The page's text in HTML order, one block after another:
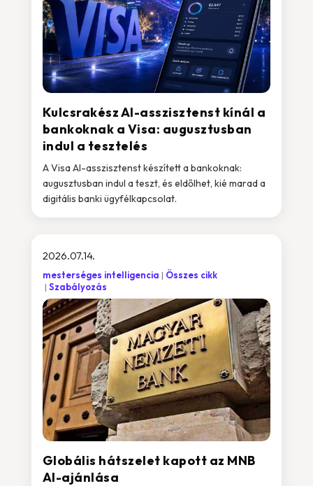
Kulcsrakész AI-asszisztenst kínál a
bankoknak a Visa: augusztusban
indul a tesztelés
A Visa AI-asszisztenst készített a bankoknak:
augusztusban indul a teszt, és eldőlhet, kié marad a
digitális banki ügyfélkapcsolat.
Globális hátszelet kapott az MNB
AI-ajánlása
2026.07.14.
mesterséges intelligencia
Összes cikk
Szabályozás